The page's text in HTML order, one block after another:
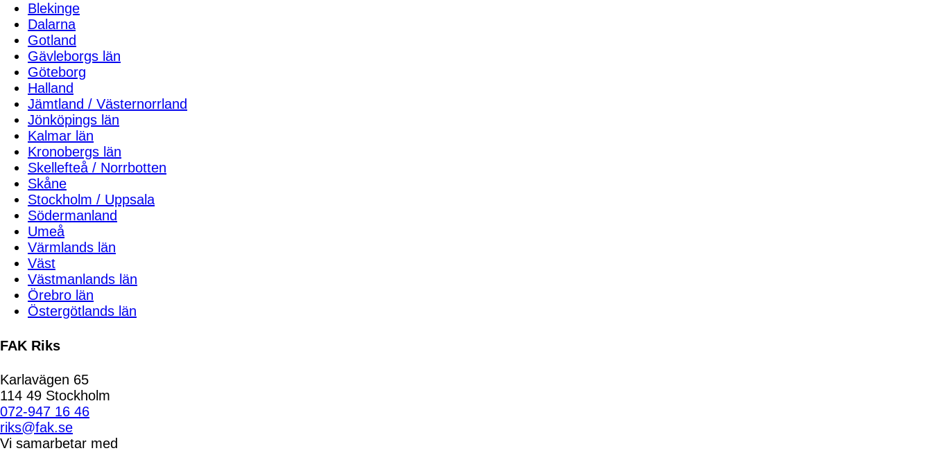
Blekinge
Dalarna
Gotland
Gävleborgs län
Göteborg
Halland
Jämtland / Västernorrland
Jönköpings län
Kalmar län
Kronobergs län
Skellefteå / Norrbotten
Skåne
Stockholm / Uppsala
Södermanland
Umeå
Värmlands län
Väst
Västmanlands län
Örebro län
Östergötlands län
FAK Riks
Karlavägen 65
114 49 Stockholm
072-947 16 46
riks@fak.se
Vi samarbetar med